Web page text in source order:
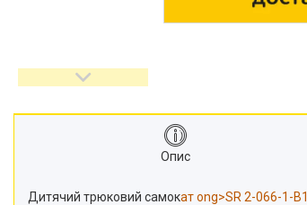
Опис
Дитячий трюковий самокат ong>SR 2-066-1-